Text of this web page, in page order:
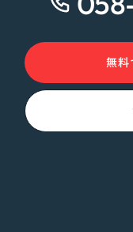
イエロー・黄色
無料